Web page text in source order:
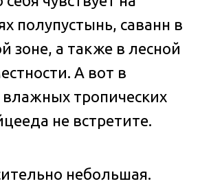
полупустынь, саванн в
зоне, а также в лесной
А вот в
влажных тропических
не встретите.
небольшая.